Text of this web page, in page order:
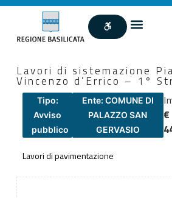
Lavori di sistemazione
Vincenzo d’Errico – 1°
Tipo:
Avviso
pubblico
Ente: COMUNE DI
PALAZZO SAN
GERVASIO
€
Lavori di pavimentazione